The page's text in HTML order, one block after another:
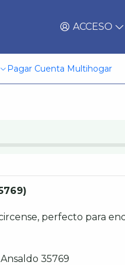
ACCESO
Pagar Cuenta Multihogar
perfecto para
35769